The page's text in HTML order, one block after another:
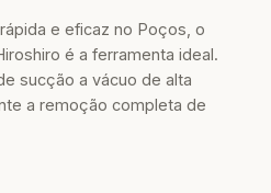
e eficaz no Poços, o
é a ferramenta ideal.
sucção a vácuo de alta
a remoção completa de